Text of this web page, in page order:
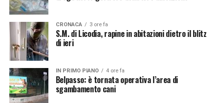
CRONACA 3 ore fa
S.M. di Licodia, rapine in abitazioni dietro il blitz
di ieri
IN PRIMO PIANO 4 ore fa
Belpasso: è tornata operativa l’area di
sgambamento cani